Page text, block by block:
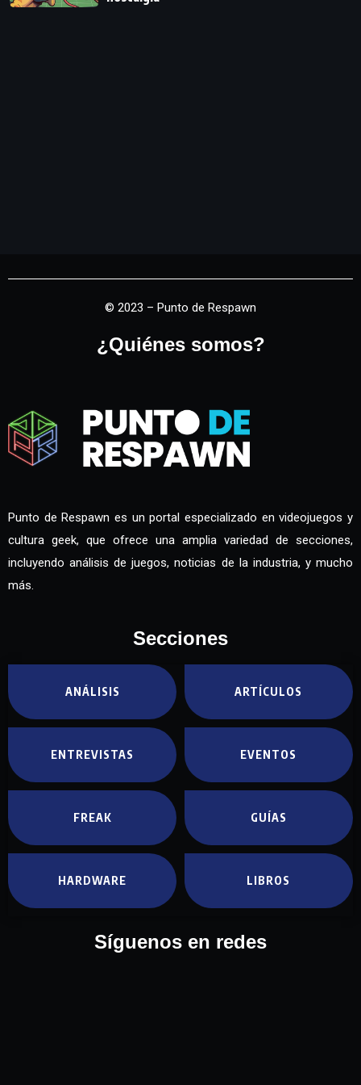
© 2023 – Punto de Respawn
¿Quiénes somos?
Punto de Respawn es un portal especializado en videojuegos y
cultura geek, que ofrece una amplia variedad de secciones,
incluyendo análisis de juegos, noticias de la industria, y mucho
más.
Secciones
ANÁLISIS ARTÍCULOS
ENTREVISTAS EVENTOS
FREAK GUÍAS
HARDWARE LIBROS
Síguenos en redes